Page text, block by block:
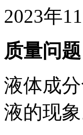
2023年
质量问题
液体成
液的现象